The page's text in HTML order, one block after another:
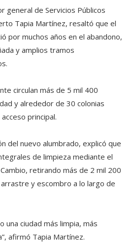
general de Servicios Públicos
Tapia Martínez, resaltó que el
por muchos años en el abandono,
y amplios tramos
circulan más de 5 mil 400
y alrededor de 30 colonias
principal.
del nuevo alumbrado, explicó que
de limpieza mediante el
retirando más de 2 mil 200
y escombro a lo largo de
una ciudad más limpia, más
afirmó Tapia Martínez.